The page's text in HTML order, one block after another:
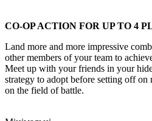
CO-OP ACTION FOR UP TO 4
Land more and more impressive
other members of your team to
Meet up with your friends in your
strategy to adopt before setting off on
on the field of battle.